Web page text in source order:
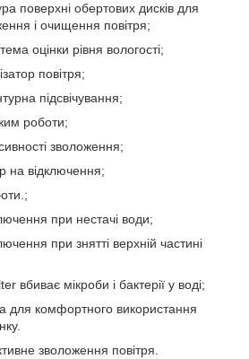
поверхні обертових дисків для
і очищення повітря;
оцінки рівня вологості;
повітря;
підсвічування;
роботи;
зволоження;
на відключення;
при нестачі води;
при знятті верхній частині
вбиває мікроби і бактерії у воді;
для комфортного використання
зволоження повітря.